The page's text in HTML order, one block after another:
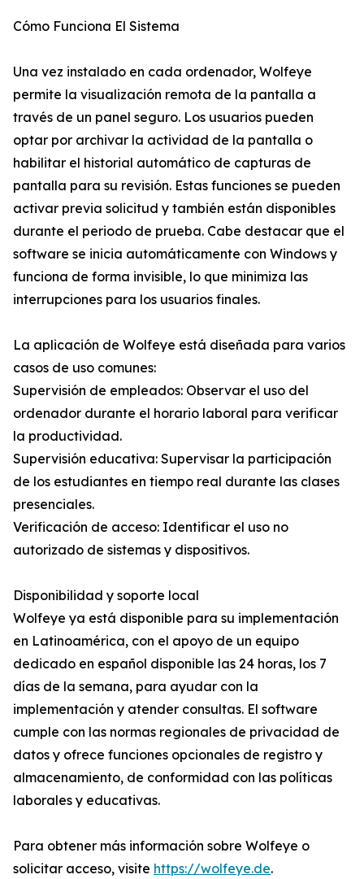
Cómo Funciona El Sistema
Una vez instalado en cada ordenador, Wolfeye
permite la visualización remota de la pantalla a
través de un panel seguro. Los usuarios pueden
optar por archivar la actividad de la pantalla o
habilitar el historial automático de capturas de
pantalla para su revisión. Estas funciones se pueden
activar previa solicitud y también están disponibles
durante el periodo de prueba. Cabe destacar que el
software se inicia automáticamente con Windows y
funciona de forma invisible, lo que minimiza las
interrupciones para los usuarios finales.
La aplicación de Wolfeye está diseñada para varios
casos de uso comunes:
Supervisión de empleados: Observar el uso del
ordenador durante el horario laboral para verificar
la productividad.
Supervisión educativa: Supervisar la participación
de los estudiantes en tiempo real durante las clases
presenciales.
Verificación de acceso: Identificar el uso no
autorizado de sistemas y dispositivos.
Disponibilidad y soporte local
Wolfeye ya está disponible para su implementación
en Latinoamérica, con el apoyo de un equipo
dedicado en español disponible las 24 horas, los 7
días de la semana, para ayudar con la
implementación y atender consultas. El software
cumple con las normas regionales de privacidad de
datos y ofrece funciones opcionales de registro y
almacenamiento, de conformidad con las políticas
laborales y educativas.
Para obtener más información sobre Wolfeye o
solicitar acceso, visite https://wolfeye.de.